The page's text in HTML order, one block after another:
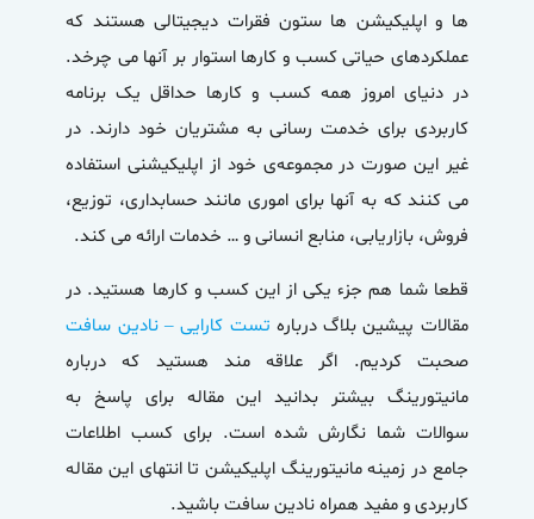
ها و اپلیکیشن ها ستون فقرات دیجیتالی هستند که
عملکردهای حیاتی کسب و کارها استوار بر آنها می چرخد.
در دنیای امروز همه کسب و کارها حداقل یک برنامه
کاربردی برای خدمت رسانی به مشتریان خود دارند. در
غیر این صورت در مجموعه‌ی خود از اپلیکیشنی استفاده
می کنند که به آنها برای اموری مانند حسابداری، توزیع،
فروش، بازاریابی، منابع انسانی و … خدمات ارائه می کند.
قطعا شما هم جزء یکی از این کسب و کارها هستید. در
مقالات پیشین بلاگ درباره تست کارایی – نادین سافت
صحبت کردیم. اگر علاقه مند هستید که درباره
مانیتورینگ بیشتر بدانید این مقاله برای پاسخ به
سوالات شما نگارش شده است. برای کسب اطلاعات
جامع در زمینه مانیتورینگ اپلیکیشن تا انتهای این مقاله
کاربردی و مفید همراه نادین سافت باشید.